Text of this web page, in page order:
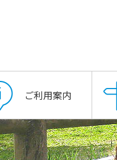
ご利用案内